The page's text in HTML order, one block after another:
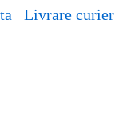
Livrare curier